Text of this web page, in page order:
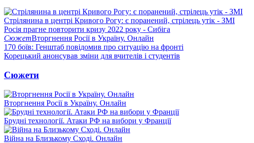
Стрілянина в центрі Кривого Рогу: є поранений, стрілець утік - ЗМІ
Росія прагне повторити кризу 2022 року - Сибіга
СюжетВторгнення Росії в Україну. Онлайн
170 боїв: Генштаб повідомив про ситуацію на фронті
Корецький анонсував зміни для вчителів і студентів
Сюжети
Вторгнення Росії в Україну. Онлайн
Брудні технології. Атаки РФ на вибори у Франції
Війна на Близькому Сході. Онлайн